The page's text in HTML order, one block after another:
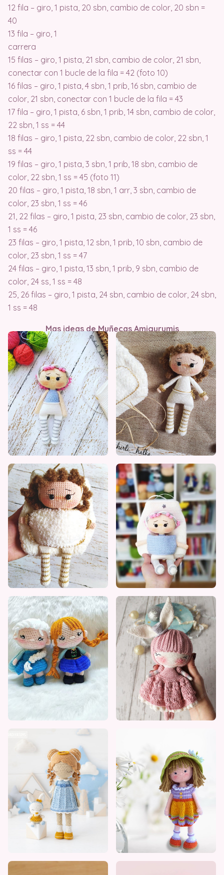
12 fila – giro, 1 pista, 20 sbn, cambio de color, 20 sbn =
40
13 fila – giro, 1
carrera
15 filas – giro, 1 pista, 21 sbn, cambio de color, 21 sbn,
conectar con 1 bucle de la fila = 42 (foto 10)
16 filas – giro, 1 pista, 4 sbn, 1 prib, 16 sbn, cambio de
color, 21 sbn, conectar con 1 bucle de la fila = 43
17 fila – giro, 1 pista, 6 sbn, 1 prib, 14 sbn, cambio de color,
22 sbn, 1 ss = 44
18 filas – giro, 1 pista, 22 sbn, cambio de color, 22 sbn, 1
ss = 44
19 filas – giro, 1 pista, 3 sbn, 1 prib, 18 sbn, cambio de
color, 22 sbn, 1 ss = 45 (foto 11)
20 filas – giro, 1 pista, 18 sbn, 1 arr, 3 sbn, cambio de
color, 23 sbn, 1 ss = 46
21, 22 filas – giro, 1 pista, 23 sbn, cambio de color, 23 sbn,
1 ss = 46
23 filas – giro, 1 pista, 12 sbn, 1 prib, 10 sbn, cambio de
color, 23 sbn, 1 ss = 47
24 filas – giro, 1 pista, 13 sbn, 1 prib, 9 sbn, cambio de
color, 24 ss, 1 ss = 48
25, 26 filas – giro, 1 pista, 24 sbn, cambio de color, 24 sbn,
1 ss = 48
Mas ideas de Muñecas Amigurumis